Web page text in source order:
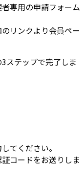
専用の申請フォーム
リンクより会員ペー
ステップで完了しま
てください。​
コードをお送りしま